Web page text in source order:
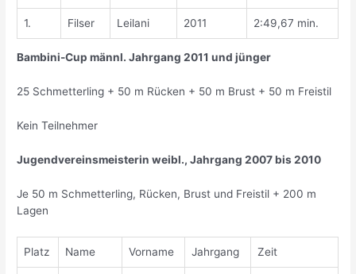
1. Filser Leilani 2011 2:49,67 min.
Bambini-Cup männl. Jahrgang 2011 und jünger
25 Schmetterling + 50 m Rücken + 50 m Brust + 50 m Freistil
Kein Teilnehmer
Jugendvereinsmeisterin weibl., Jahrgang 2007 bis 2010
Je 50 m Schmetterling, Rücken, Brust und Freistil + 200 m
Lagen
Platz Name Vorname Jahrgang Zeit